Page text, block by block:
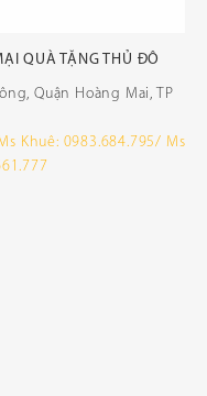
QUÀ TẶNG THỦ ĐÔ
Quận Hoàng Mai, TP
Khuê: 0983.684.795/ Ms